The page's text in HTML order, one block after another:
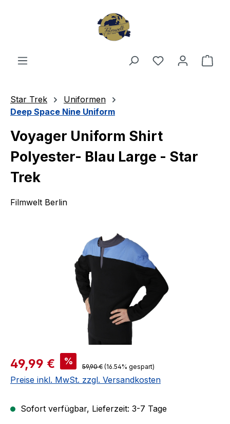
Du hast 0
Star Trek
Uniformen
Deep Space Nine Uniform
Voyager Uniform Shirt
Polyester- Blau Large - Star
Trek
Filmwelt Berlin
Verkaufspreis:
49,99 € % Regulärer Preis:
59,90 € (16.54% gespart)
Preise inkl. MwSt. zzgl. Versandkosten
Sofort verfügbar, Lieferzeit: 3-7 Tage